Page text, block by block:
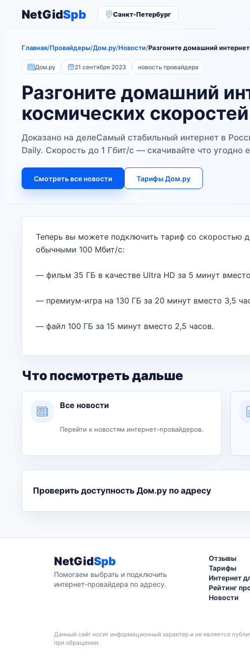
NetGidSpb Санкт-Петербург
Главная/Провайдеры/Дом.ру/Новости/Разгоните домашний
Дом.ру 21 сентября 2023 новость провайдера
Разгоните домашний
космических
Доказано на делеСамый стабильный интернет в
Daily. Скорость до 1 Гбит/с — скачивайте что угодно
Смотреть все новости Тарифы Дом.ру
Теперь вы можете подключить тариф со скоростью
обычными 100 Мбит/с:
— фильм 35 ГБ в качестве Ultra HD за 5 минут
— премиум-игра на 130 ГБ за 20 минут вместо 3,5
— файл 100 ГБ за 15 минут вместо 2,5 часов.
Что посмотреть дальше
Все новости
Перейти к новостям интернет-провайдеров.
Проверить доступность Дом.ру по адресу
NetGidSpb
Помогаем выбрать и подключить
интернет-провайдера по адресу.
Отзывы
Тарифы
Интернет
Рейтинг
Новости
Данный сайт носит информационный характер и не является
при обращении.